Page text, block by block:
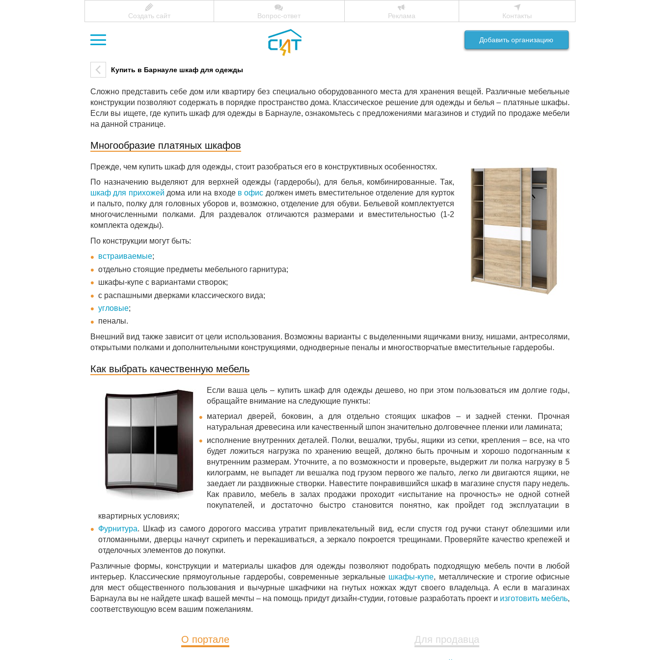
Создать сайт Вопрос-ответ Реклама Контакты
Добавить организацию
Купить в Барнауле шкаф для одежды
Сложно представить себе дом или квартиру без специально оборудованного места для хранения вещей. Различные мебельные
конструкции позволяют содержать в порядке пространство дома. Классическое решение для одежды и белья – платяные шкафы.
Если вы ищете, где купить шкаф для одежды в Барнауле, ознакомьтесь с предложениями магазинов и студий по продаже мебели
на данной странице.
Многообразие платяных шкафов
Прежде, чем купить шкаф для одежды, стоит разобраться его в конструктивных особенностях.
По назначению выделяют для верхней одежды (гардеробы), для белья, комбинированные. Так,
шкаф для прихожей дома или на входе в офис должен иметь вместительное отделение для курток
и пальто, полку для головных уборов и, возможно, отделение для обуви. Бельевой комплектуется
многочисленными полками. Для раздевалок отличаются размерами и вместительностью (1-2
комплекта одежды).
По конструкции могут быть:
встраиваемые;
отдельно стоящие предметы мебельного гарнитура;
шкафы-купе с вариантами створок;
с распашными дверками классического вида;
угловые;
пеналы.
Внешний вид также зависит от цели использования. Возможны варианты с выделенными ящичками внизу, нишами, антресолями,
открытыми полками и дополнительными конструкциями, однодверные пеналы и многостворчатые вместительные гардеробы.
Как выбрать качественную мебель
Если ваша цель – купить шкаф для одежды дешево, но при этом пользоваться им долгие годы,
обращайте внимание на следующие пункты:
материал дверей, боковин, а для отдельно стоящих шкафов – и задней стенки. Прочная
натуральная древесина или качественный шпон значительно долговечнее пленки или ламината;
исполнение внутренних деталей. Полки, вешалки, трубы, ящики из сетки, крепления – все, на что
будет ложиться нагрузка по хранению вещей, должно быть прочным и хорошо подогнанным к
внутренним размерам. Уточните, а по возможности и проверьте, выдержит ли полка нагрузку в 5
килограмм, не выпадет ли вешалка под грузом первого же пальто, легко ли двигаются ящики, не
заедает ли раздвижные створки. Навестите понравившийся шкаф в магазине спустя пару недель.
Как правило, мебель в залах продажи проходит «испытание на прочность» не одной сотней
покупателей, и достаточно быстро становится понятно, как пройдет год эксплуатации в
квартирных условиях;
Фурнитура. Шкаф из самого дорогого массива утратит привлекательный вид, если спустя год ручки станут облезшими или
отломанными, дверцы начнут скрипеть и перекашиваться, а зеркало покроется трещинами. Проверяйте качество крепежей и
отделочных элементов до покупки.
Различные формы, конструкции и материалы шкафов для одежды позволяют подобрать подходящую мебель почти в любой
интерьер. Классические прямоугольные гардеробы, современные зеркальные шкафы-купе, металлические и строгие офисные
для мест общественного пользования и вычурные шкафчики на гнутых ножках ждут своего владельца. А если в магазинах
Барнаула вы не найдете шкаф вашей мечты – на помощь придут дизайн-студии, готовые разработать проект и изготовить мебель,
соответствующую всем вашим пожеланиям.
О портале Для продавца